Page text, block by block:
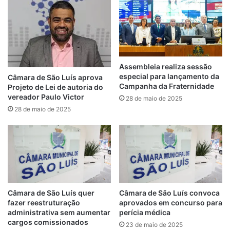
exemplo de exames, como para marcação
de consultas ou garantia de quaisquer
outros direitos sociais relativos ao
beneficiário da isenção tarifária (Passe
Livre).
Segundo a regra vigente, o acompanhante
Câmara de São Luís aprova
Projeto de Lei de autoria do
vereador Paulo Victor
28 de maio de 2025
Assembleia realiza sessão
especial para lançamento da
Campanha da Fraternidade
28 de maio de 2025
Câmara de São Luís quer
fazer reestruturação
administrativa sem aumentar
cargos comissionados
Câmara de São Luís convoca
aprovados em concurso para
perícia médica
23 de maio de 2025